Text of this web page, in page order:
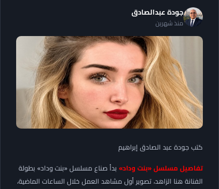
جودة عبدالصادق
منذ شهرين
كتب جودة عبد الصادق إبراهيم
تفاصيل مسلسل «بنت وداد» بدأ صناع مسلسل «بنت وداد» بطولة
الفنانة هنا الزاهد، تصوير أول مشاهد العمل خلال الساعات الماضية،